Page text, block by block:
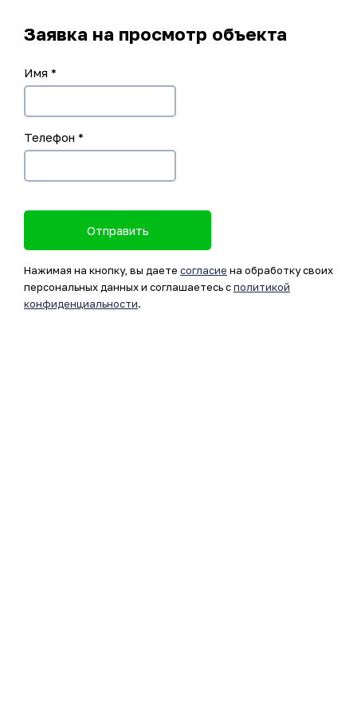
Заявка на просмотр объекта
Имя *
Телефон *
Отправить
Нажимая на кнопку, вы даете согласие на обработку своих
персональных данных и соглашаетесь сполитикой
конфиденциальности.